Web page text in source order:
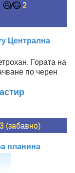
2
Централна
Гората на
по черен
3 (забавно)
планина